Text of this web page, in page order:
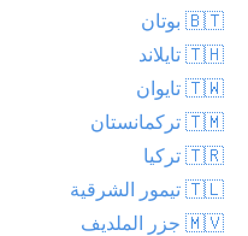
🇧🇹 بوتان
🇹🇭 تايلاند
🇹🇼 تايوان
🇹🇲 تركمانستان
🇹🇷 تركيا
🇹🇱 تيمور الشرقية
🇲🇻 جزر الملديف